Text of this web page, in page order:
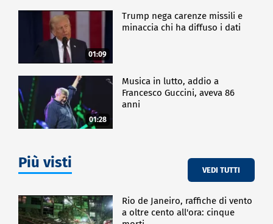
01:09
Trump nega carenze missili e
minaccia chi ha diffuso i dati
01:28
Musica in lutto, addio a
Francesco Guccini, aveva 86
anni
Più visti VEDI TUTTI
Rio de Janeiro, raffiche di vento
a oltre cento all'ora: cinque